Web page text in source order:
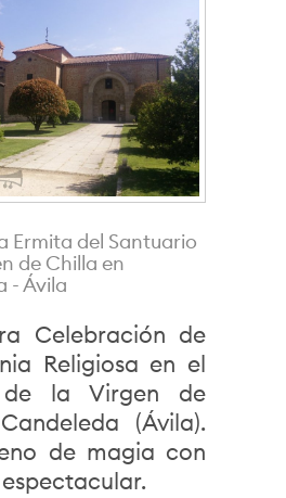
Ermita del Santuario
de Chilla en
- Ávila
Celebración de
Religiosa en el
de la Virgen de
(Ávila).
de magia con